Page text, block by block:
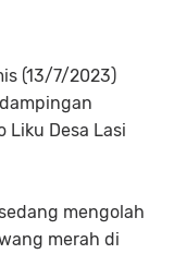
(13/7/2023)
Desa Lasi
mengolah
merah di